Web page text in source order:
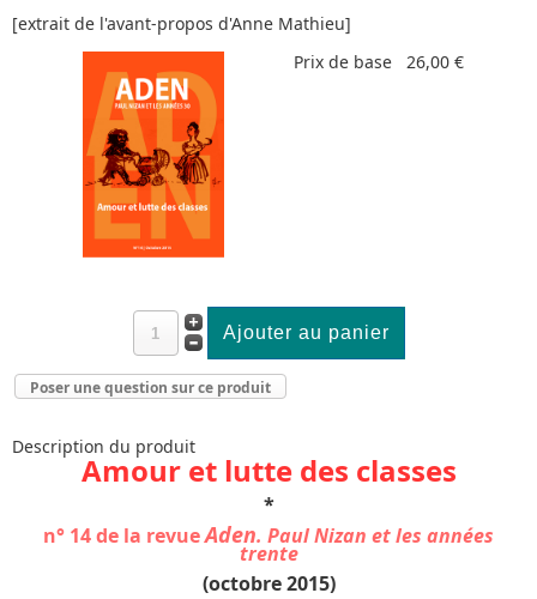
[extrait de l'avant-propos d'Anne Mathieu]
Prix de base
26,00 €
Poser une question sur ce produit
Description du produit
Amour et lutte des classes
*
n° 14 de la revueAden. Paul Nizan et les années
trente
(octobre 2015)